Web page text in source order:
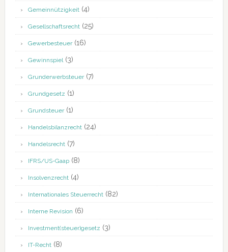
Gemeinnützigkeit(4)
Gesellschaftsrecht(25)
Gewerbesteuer(16)
Gewinnspiel(3)
Grunderwerbsteuer(7)
Grundgesetz (1)
Grundsteuer(1)
Handelsbilanzrecht(24)
Handelsrecht(7)
IFRS/US-Gaap(8)
Insolvenzrecht(4)
Internationales Steuerrecht(82)
Interne Revision (6)
Investment(steuer)gesetz (3)
IT-Recht(8)